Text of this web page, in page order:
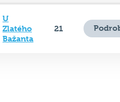
U
Zlatého
Bažanta
21